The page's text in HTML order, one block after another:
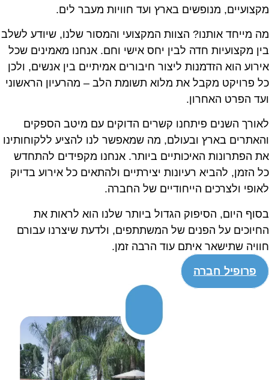
מנופשים בארץ ועד חוויות מעבר לים.
מייחד אותנו? הצוות המקצועי והמסור שלנו, שיודע לשלב
מקצועיות חדה לבין יחס אישי וחם. אנחנו מאמינים שכל
הוא הזדמנות ליצור חיבורים אמיתיים בין אנשים, ולכן
פרויקט מקבל את מלוא תשומת הלב – מהרעיון הראשוני
הפרט האחרון.
השנים פיתחנו קשרים הדוקים עם מיטב הספקים
בארץ ובעולם, מה שמאפשר לנו להציע ללקוחותינו
הפתרונות האיכותיים ביותר. אנחנו מקפידים להתחדש
הזמן, להביא רעיונות יצירתיים ולהתאים כל אירוע בדיוק
ולצרכים הייחודיים של החברה.
היום, הסיפוק הגדול ביותר שלנו הוא לראות את
על הפנים של המשתתפים, ולדעת שיצרנו עבורם
שתישאר איתם עוד הרבה זמן.
פרופיל חברה